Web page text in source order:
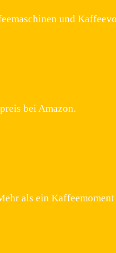
und
bei Amazon.
als ein